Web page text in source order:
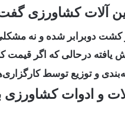
آلات کشاورزی
کشت دوبرابر شده و نه
یافته درحالی که اگر قیمت
کارگزاری‌ها10 درصد کاهش